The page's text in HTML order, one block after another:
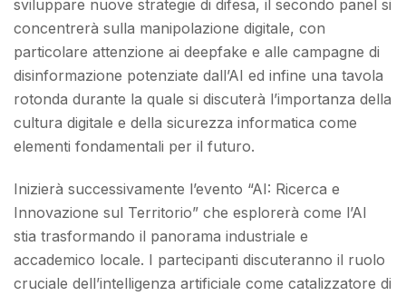
sviluppare nuove strategie di difesa, il secondo panel si
concentrerà sulla manipolazione digitale, con
particolare attenzione ai deepfake e alle campagne di
disinformazione potenziate dall’AI ed infine una tavola
rotonda durante la quale si discuterà l’importanza della
cultura digitale e della sicurezza informatica come
elementi fondamentali per il futuro.
Inizierà successivamente l’evento “AI: Ricerca e
Innovazione sul Territorio” che esplorerà come l’AI
stia trasformando il panorama industriale e
accademico locale. I partecipanti discuteranno il ruolo
cruciale dell’intelligenza artificiale come catalizzatore di